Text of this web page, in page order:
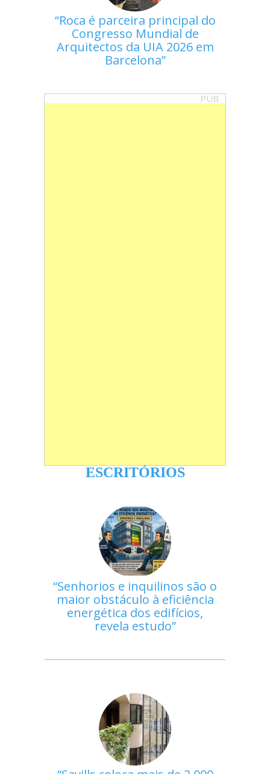
Roca é parceira principal do
Congresso Mundial de
Arquitectos da UIA 2026 em
Barcelona
PUB
ESCRITÓRIOS
Senhorios e inquilinos são o
maior obstáculo à eficiência
energética dos edifícios,
revela estudo